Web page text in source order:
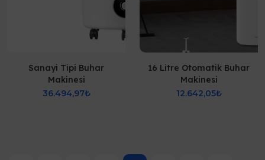
Sanayi Tipi Buhar
Makinesi
36.494,97₺
16 Litre Otomatik Buhar
Makinesi
12.642,05₺